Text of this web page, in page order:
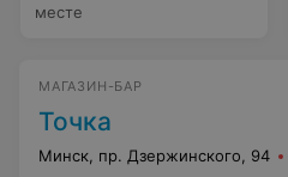
месте
МАГАЗИН-БАР
Точка
Минск, пр. Дзержинского, 94